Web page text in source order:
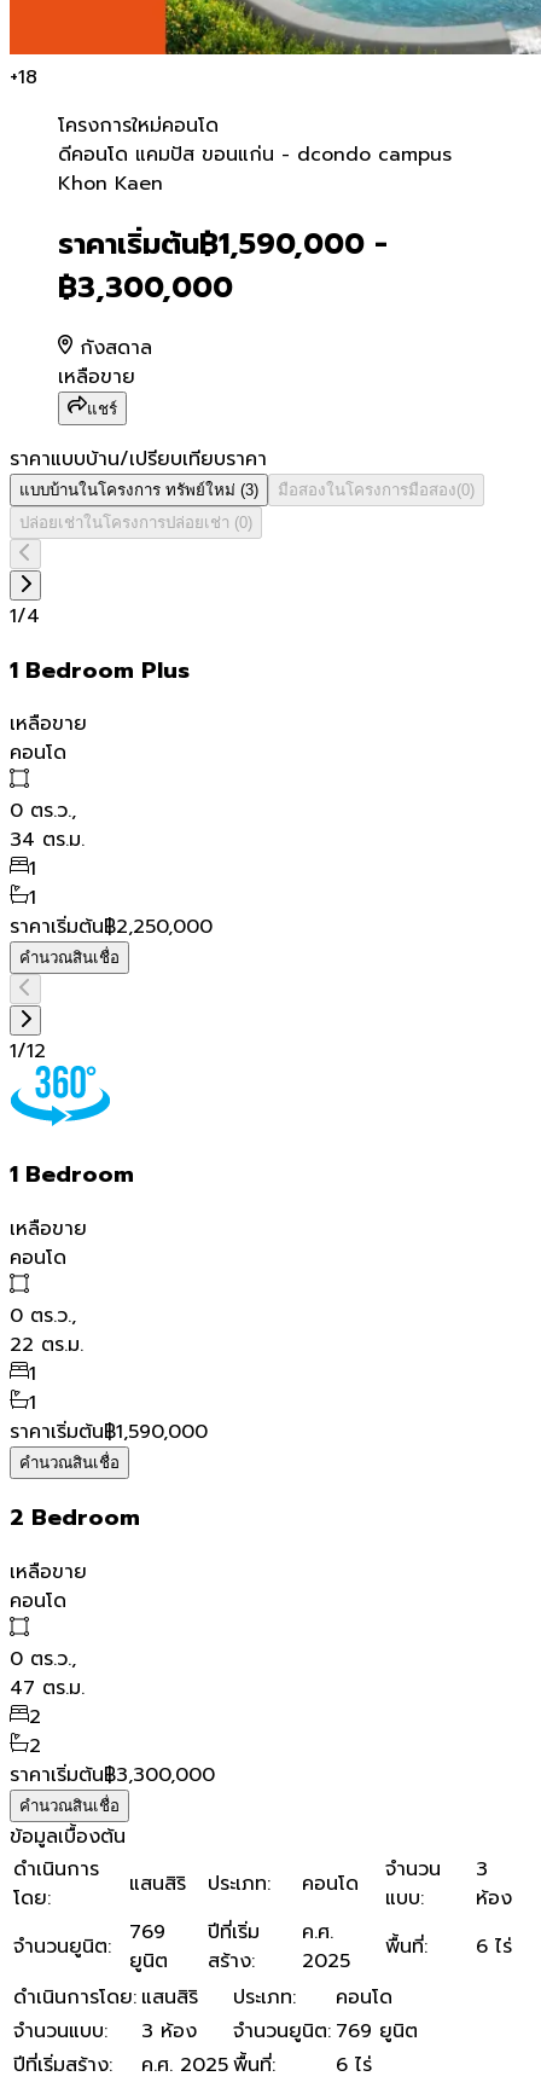
+18
โครงการใหม่คอนโด
ดีคอนโด แคมปัส ขอนแก่น -
ดีคอนโด แคมปัส ขอนแก่น - dcondo campus
Khon Kaen
ราคาเริ่มต้น฿1,590,000 -
฿3,300,000
กังสดาล
เหลือขาย
แชร์
ราคาแบบบ้าน/เปรียบเทียบราคา
แบบบ้านในโครงการ ทรัพย์ใหม่ (3) มือสองในโครงการมือสอง(0)
ปล่อยเช่าในโครงการปล่อยเช่า (0)
1/4
1 Bedroom Plus
เหลือขาย
คอนโด
0 ตร.ว.,
34 ตร.ม.
1
1
ราคาเริ่มต้น฿2,250,000
คำนวณสินเชื่อ
1/12
1 Bedroom
เหลือขาย
คอนโด
0 ตร.ว.,
22 ตร.ม.
1
1
ราคาเริ่มต้น฿1,590,000
คำนวณสินเชื่อ
2 Bedroom
เหลือขาย
คอนโด
0 ตร.ว.,
47 ตร.ม.
2
2
ราคาเริ่มต้น฿3,300,000
คำนวณสินเชื่อ
ข้อมูลเบื้องต้น
ดำเนินการ
โดย: แสนสิริ ประเภท: คอนโด
จำนวน
แบบ:
3
ห้อง
จำนวนยูนิต:
769
ยูนิต
ปีที่เริ่ม
สร้าง:
ค.ศ.
2025
พื้นที่:
6 ไร่
ดำเนินการโดย: แสนสิริ ประเภท:
คอนโด
จำนวนแบบ: 3 ห้อง จำนวนยูนิต: 769 ยูนิต
ปีที่เริ่มสร้าง: ค.ศ. 2025พื้นที่:
6 ไร่